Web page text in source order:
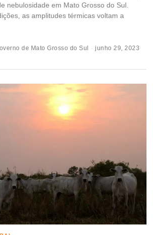
nebulosidade em Mato Grosso do Sul.
as amplitudes térmicas voltam a
de Mato Grosso do Sul junho 29, 2023